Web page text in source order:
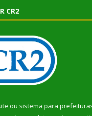
CR2
ou sistema para